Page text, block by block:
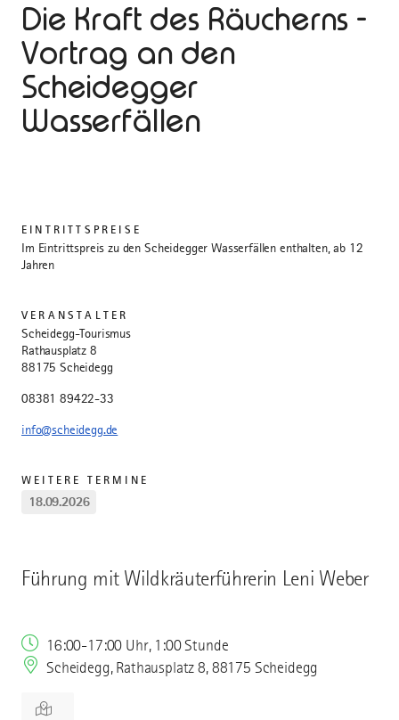
Die Kraft des Räucherns -
Vortrag an den
Scheidegger
Wasserfällen
Führung mit Wildkräuterführerin Leni Weber
16:00-17:00 Uhr, 1:00 Stunde
Scheidegg, Rathausplatz 8, 88175 Scheidegg
EINTRITTSPREISE
Im Eintrittspreis zu den Scheidegger Wasserfällen enthalten, ab 12
Jahren
VERANSTALTER
Scheidegg-Tourismus
Rathausplatz 8
88175 Scheidegg
08381 89422-33
info@scheidegg.de
WEITERE TERMINE
18.09.2026